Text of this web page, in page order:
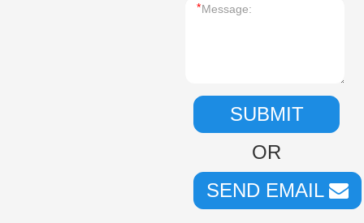
*
SUBMIT
OR
SEND EMAIL